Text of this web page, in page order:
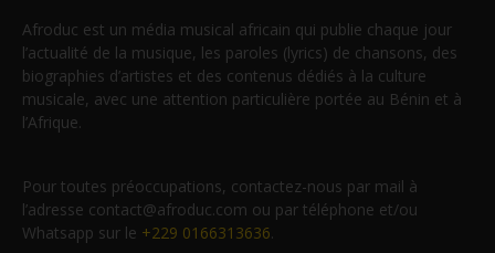
Afroduc est un média musical africain qui publie chaque jour
l’actualité de la musique, les paroles (lyrics) de chansons, des
biographies d’artistes et des contenus dédiés à la culture
musicale, avec une attention particulière portée au Bénin et à
l’Afrique.
Pour toutes préoccupations, contactez-nous par mail à
l’adresse contact@afroduc.com ou par téléphone et/ou
Whatsapp sur le +229 0166313636.